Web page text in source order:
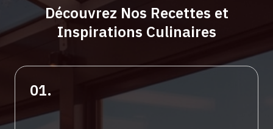
Découvrez Nos Recettes et
Inspirations Culinaires
01.